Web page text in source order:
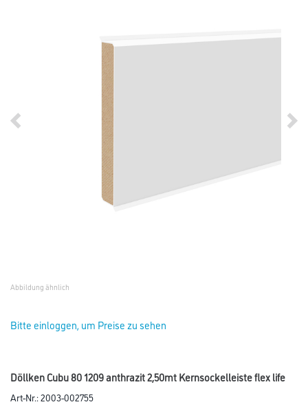
Abbildung ähnlich
Bitte einloggen, um Preise zu sehen
Döllken Cubu 80 1209 anthrazit 2,50mt Kernsockelleiste flex life
Art-Nr.:2003-002755